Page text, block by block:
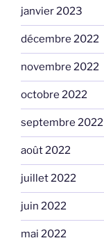
janvier 2023
décembre 2022
novembre 2022
octobre 2022
septembre 2022
août 2022
juillet 2022
juin 2022
mai 2022